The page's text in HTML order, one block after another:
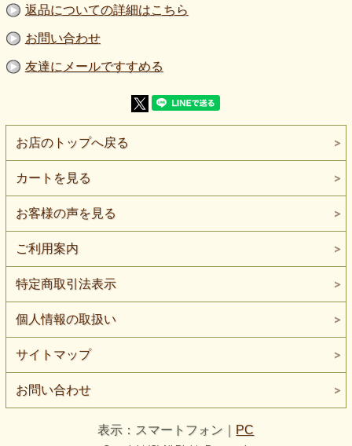
【品 番】p2125
【商品名】２WAYハイテンションプリントニット生地 綾織
り柄 黒
【価 格】500円＋消費税（50cm単位）
【素 材】ポリエステル：90％、ポリウレタン：10％
【生地幅】約155cm
【生地の厚さ】普通～やや薄い
【生地の伸び】タテ・ヨコに伸びます（2WAYストレッチ）
細かな斜線を重ね、綾織りのような表情をプリントで表現し
た2WAYハイテンションニットです。
実際の綾織り布帛ではなく、ニットの伸縮性と、布帛を思わ
せる端正な見え方を組み合わせています。
黒地に白からグレイに見える細線が重なり、少し離れるとチ
ャコールグレイを含んだような濃淡が現れます。
一色の黒よりも表面に動きがあり、はっきりした柄物よりも
取り入れやすい見え方です。
黒い紙へ、銀鼠の細い雨を斜めに走らせたような柄です。
近くでは細かな斜線が見え、遠くでは無地に近い引き締まっ
た面としてまとまります。
正で都会的な印象です。
紺はデニムやシャンブレーを思わせるやわらかな見え方にな
るため、作りたい服や衣装の雰囲気に合わせてお選びいただ
けます。
厚みは普通～やや薄手です。
パンツ、スカートなどのボトムのほか、トップス、チュニッ
ク、ワンピースなどにもご検討いただけます。
パンツでは、ストレート、テーパード、ややゆとりのあるワ
返品についての詳細はこちら
お問い合わせ
友達にメールですすめる
お店のトップへ戻る
カートを見る
お客様の声を見る
ご利用案内
特定商取引法表示
個人情報の取扱い
サイトマップ
お問い合わせ
表示：スマートフォン｜ PC